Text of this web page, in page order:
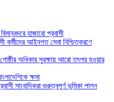
হাজারো প্রবাসী
কর্মীদের আইনগত সেবা নিশ্চিতকরণে
অধিকার সুরক্ষায় আরো তৎপর হওয়ার
ক্ষমা
সাংবাদিকরা গুরুত্বপূর্ণ ভূমিকা পালন